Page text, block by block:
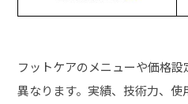
フットケアのメニューや価格設
異なります。実績、技術力、